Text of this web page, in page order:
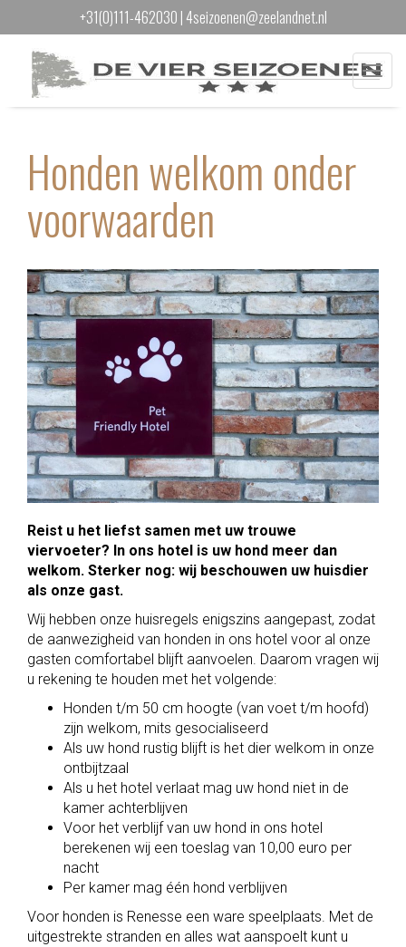
+31(0)111-462030 | 4seizoenen@zeelandnet.nl
Menu
Honden welkom onder
voorwaarden
Reist u het liefst samen met uw trouwe
viervoeter? In ons hotel is uw hond meer dan
welkom. Sterker nog: wij beschouwen uw huisdier
als onze gast.
Wij hebben onze huisregels enigszins aangepast, zodat
de aanwezigheid van honden in ons hotel voor al onze
gasten comfortabel blijft aanvoelen. Daarom vragen wij
u rekening te houden met het volgende:
Honden t/m 50 cm hoogte (van voet t/m hoofd)
zijn welkom, mits gesocialiseerd
Als uw hond rustig blijft is het dier welkom in onze
ontbijtzaal
Als u het hotel verlaat mag uw hond niet in de
kamer achterblijven
Voor het verblijf van uw hond in ons hotel
berekenen wij een toeslag van 10,00 euro per
nacht
Per kamer mag één hond verblijven
Voor honden is Renesse een ware speelplaats. Met de
uitgestrekte stranden en alles wat aanspoelt kunt u